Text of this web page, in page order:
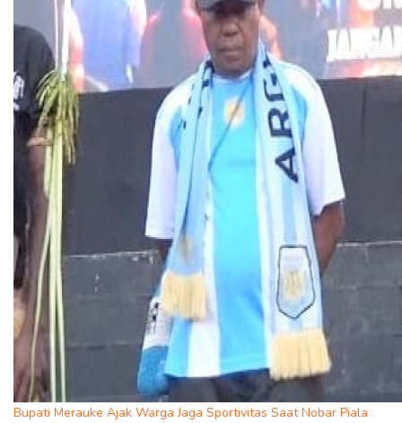
Bupati Merauke Ajak Warga Jaga Sportivitas Saat Nobar Piala